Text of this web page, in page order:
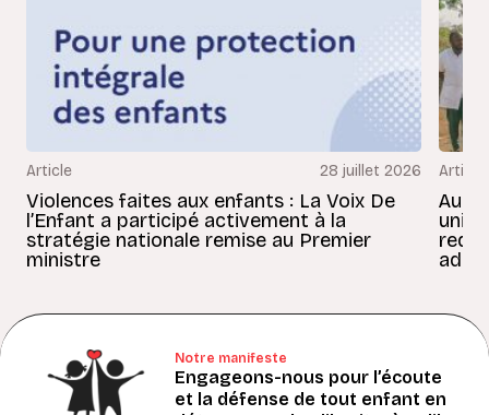
Article 28 juillet 2026
Violences faites aux enfants : La Voix De
l’Enfant a participé activement à la
stratégie nationale remise au Premier
ministre
Article
Au
Notre manifeste
Engageons-nous pour l’écoute
et la défense de tout enfant en